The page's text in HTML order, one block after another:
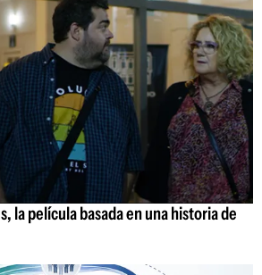
la película basada en una historia de